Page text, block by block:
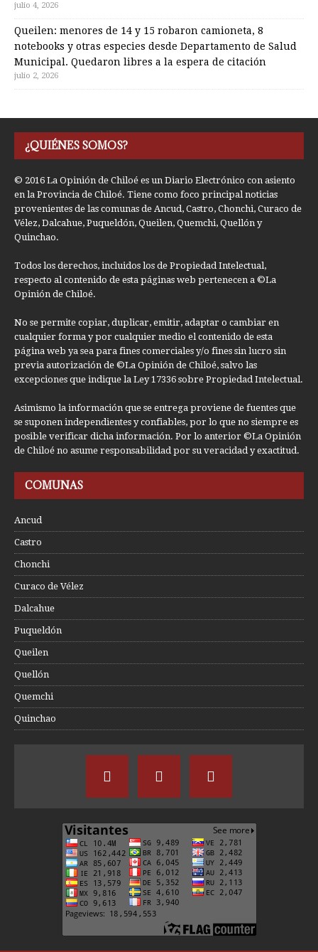
julio 4, 2026
Queilen: menores de 14 y 15 robaron camioneta, 8
notebooks y otras especies desde Departamento de Salud
Municipal. Quedaron libres a la espera de citación
julio 2, 2026
¿QUIÉNES SOMOS?
© 2016 La Opinión de Chiloé es un Diario Electrónico con asiento
en la Provincia de Chiloé. Tiene como foco principal noticias
provenientes de las comunas de Ancud, Castro, Chonchi, Curaco de
Vélez, Dalcahue, Puqueldón, Queilen, Quemchi, Quellón y
Quinchao.
Todos los derechos, incluidos los de Propiedad Intelectual,
respecto al contenido de esta páginas web pertenecen a ©La
Opinión de Chiloé.
No se permite copiar, duplicar, emitir, adaptar o cambiar en
cualquier forma y por cualquier medio el contenido de esta
página web ya sea para fines comerciales y/o fines sin lucro sin
previa autorización de ©La Opinión de Chiloé, salvo las
excepciones que indique la Ley 17336 sobre Propiedad Intelectual.
Asimismo la información que se entrega proviene de fuentes que
se suponen independientes y confiables, por lo que no siempre es
posible verificar dicha información. Por lo anterior ©La Opinión
de Chiloé no asume responsabilidad por su veracidad y exactitud.
COMUNAS
Ancud
Castro
Chonchi
Curaco de Vélez
Dalcahue
Puqueldón
Queilen
Quellón
Quemchi
Quinchao